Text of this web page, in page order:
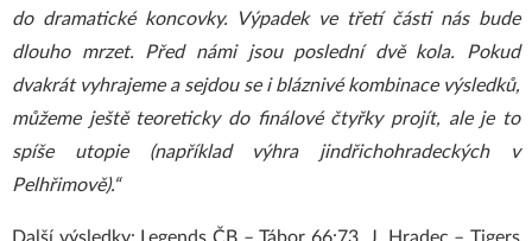
do dramatické koncovky. Výpadek ve třetí části nás bude
dlouho mrzet. Před námi jsou poslední dvě kola. Pokud
dvakrát vyhrajeme a sejdou se i bláznivé kombinace výsledků,
můžeme ještě teoreticky do finálové čtyřky projít, ale je to
spíše utopie (například výhra jindřichohradeckých v
Pelhřimově).“